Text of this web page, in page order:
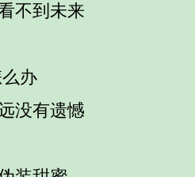
不到未来
办
没有遗憾